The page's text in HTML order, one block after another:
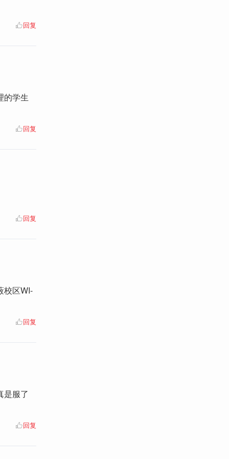
回复
的学生
回复
回复
校区WI-
回复
是服了
回复